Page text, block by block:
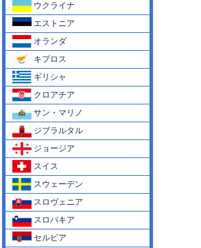
ウクライナ
エストニア
オランダ
キプロス
ギリシャ
クロアチア
サン・マリノ
ジブラルタル
ジョージア
スイス
スウェーデン
スロヴェニア
スロバキア
セルビア